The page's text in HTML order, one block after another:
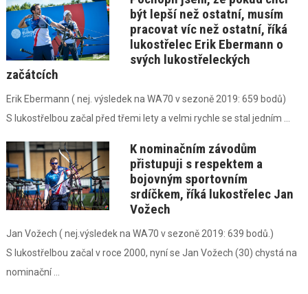
být lepší než ostatní, musím
pracovat víc než ostatní, říká
lukostřelec Erik Ebermann o
svých lukostřeleckých
začátcích
Erik Ebermann ( nej. výsledek na WA70 v sezoně 2019: 659 bodů)
S lukostřelbou začal před třemi lety a velmi rychle se stal jedním ...
K nominačním závodům
přistupuji s respektem a
bojovným sportovním
srdíčkem, říká lukostřelec Jan
Vožech
Jan Vožech ( nej.výsledek na WA70 v sezoně 2019: 639 bodů.)
S lukostřelbou začal v roce 2000, nyní se Jan Vožech (30) chystá na
nominační ...